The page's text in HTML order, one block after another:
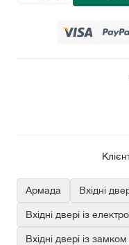
Армада Вхідні
Вхідні двері із
Вхідні двері із